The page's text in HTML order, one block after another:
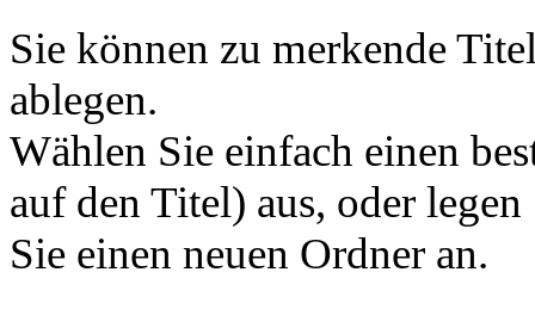
Sie können zu merkende
ablegen.
Wählen Sie einfach einen
auf den Titel) aus, oder legen
Sie einen neuen Ordner an.